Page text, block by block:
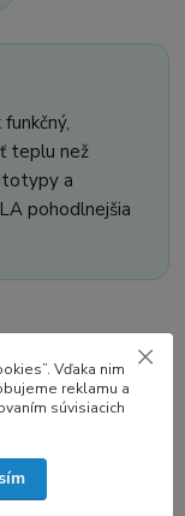
teplu než
a
pohodlnejšia
dolaďte ich
Vďaka nim
reklamu a
súvisiacich